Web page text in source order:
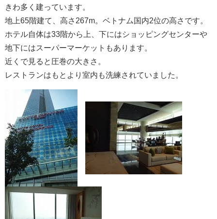
きわ多く建っています。
地上65階建て、高さ267m。ベトナム国内2位の高さです。
ホテル自体は33階から上、下にはショッピングセンターや
地下にはスーパーマーケットもあります。
近くで見ると圧巻の大きさ。
レストランはもとより室内も洗練されていました。